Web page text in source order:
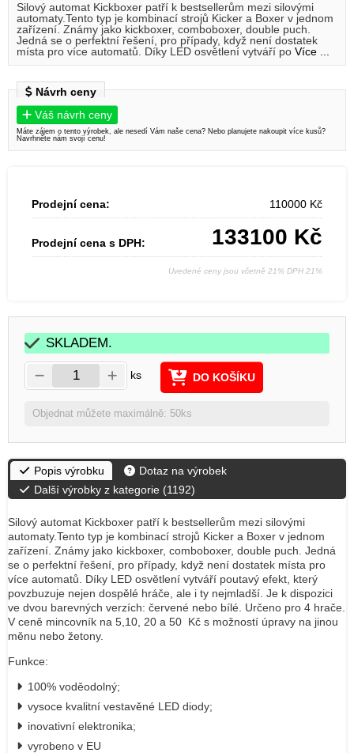
Silový automat Kickboxer patří k bestsellerům mezi silovými
automaty.Tento typ je kombinací strojů Kicker a Boxer v jednom
zařízení. Známy jako kickboxer, comboboxer, double puch.
Jedná se o perfektní řešení, pro případy, když není dostatek
místa pro více automatů. Díky LED osvětlení vytváří po Více ...
Návrh ceny
Váš návrh ceny
Máte zájem o tento výrobek, ale nesedí Vám naše cena? Nebo planujete nakoupit více kusů?
Navrhněte nám svojí cenu!
Prodejní cena: 110000 Kč
Prodejní cena s DPH: 133100 Kč
Uvedené ceny jsou včetně 21% DPH 21%
SKLADEM.
ks DO KOŠÍKU
Objednat můžete maximálně: 50ks
Popis výrobku
Dotaz na výrobek
Další výrobky z kategorie (1192)
Silový automat Kickboxer patří k bestsellerům mezi silovými
automaty.Tento typ je kombinací strojů Kicker a Boxer v jednom
zařízení. Známy jako kickboxer, comboboxer, double puch. Jedná
se o perfektní řešení, pro případy, když není dostatek místa pro
více automatů. Díky LED osvětlení vytváří poutavý efekt, který
povzbuzuje nejen dospělé hráče, ale i ty nejmladší. Je k dispozici
ve dvou barevných verzích: červené nebo bílé. Určeno pro 4 hrače.
V ceně mincovník na 5,10, 20 a 50 Kč s možností úpravy na jinou
měnu nebo žetony.
Funkce:
100% voděodolný;
vysoce kvalitní vestavěné LED diody;
inovativní elektronika;
vyrobeno v EU